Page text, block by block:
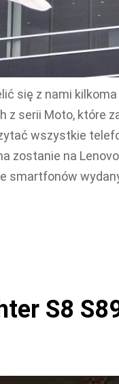
się z nami
z serii Moto, które
wszystkie
zostanie na
smartfonów
S8